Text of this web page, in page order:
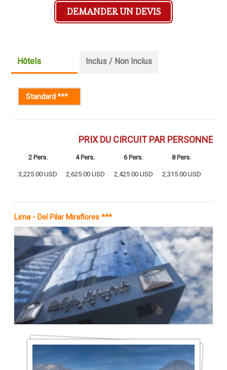
DEMANDER UN DEVIS
Hôtels Inclus / Non Inclus
Standard ***
PRIX DU CIRCUIT PAR PERSONNE
2 Pers. 4 Pers. 6 Pers. 8 Pers.
3,225.00 USD 2,625.00 USD 2,425.00 USD 2,315.00 USD
Lima - Del Pilar Miraflores ***
Adresse : Esq Pardo Con, C. Martir José Olaya 141, Miraflores,
Site internet :https://www.delpilarhotels.com